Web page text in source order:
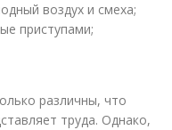
воздух и смеха;
приступами;
различны, что
труда. Однако,